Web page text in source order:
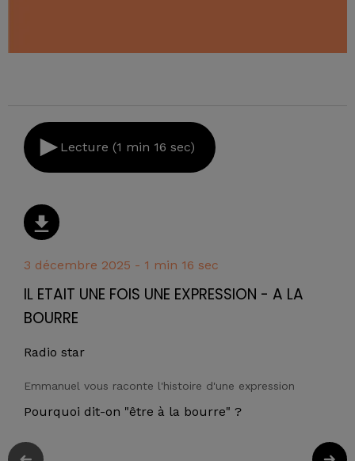
Lecture (1 min 16 sec)
3 décembre 2025 - 1 min 16 sec
IL ETAIT UNE FOIS UNE EXPRESSION - A LA
BOURRE
Radio star
Emmanuel vous raconte l'histoire d'une expression
Pourquoi dit-on "être à la bourre" ?